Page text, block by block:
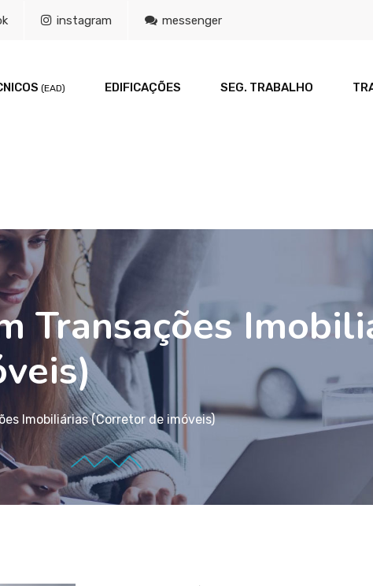
instagram messenger
(EAD) EDIFICAÇÕES SEG. TRABALHO
Transações
Imobiliárias (Corretor de imóveis)